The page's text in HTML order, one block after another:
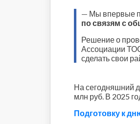
— Мы впервые
по связям с
Решение о
Ассоциации
сделать свои
На сегодняшний
млн руб. В 2025
Подготовку к